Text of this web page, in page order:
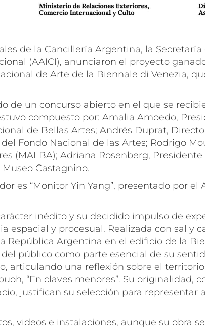
de la Cancillería Argentina, la
(AAICI), anunciaron el proyecto
de Arte de la Biennale di Venezia,
de un concurso abierto en el que se
compuesto por: Amalia Amoedo,
de Bellas Artes; Andrés Duprat,
Fondo Nacional de las Artes; Rodrigo
(MALBA); Adriana Rosenberg,
Castagnino.
es “Monitor Yin Yang”, presentado por
inédito y su decidido impulso de
espacial y procesual. Realizada con sal
República Argentina en el edificio de la
público como parte esencial de su
articulando una reflexión sobre el
“En claves menores”. Su originalidad,
justifican su selección para
videos e instalaciones, aunque su obra